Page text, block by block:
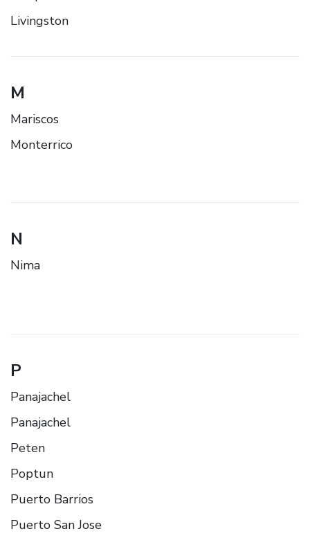
Livingston
M
Mariscos
Monterrico
N
Nima
P
Panajachel
Panajachel
Peten
Poptun
Puerto Barrios
Puerto San Jose